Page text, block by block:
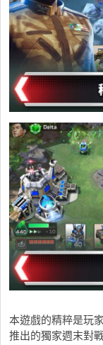
本遊戲的精粹是玩
推出的獨家週末對